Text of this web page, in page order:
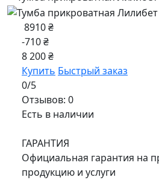
8910 ₴
-710 ₴
8 200 ₴
Купить Быстрый заказ
0/5
Отзывов: 0
Есть в наличии
ГАРАНТИЯ
Официальная гарантия на
продукцию и услуги